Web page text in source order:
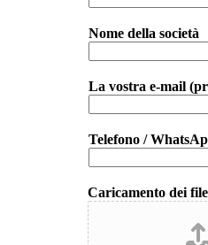
Nome della società
La vostra e-mail
Telefono /
Caricamento dei file